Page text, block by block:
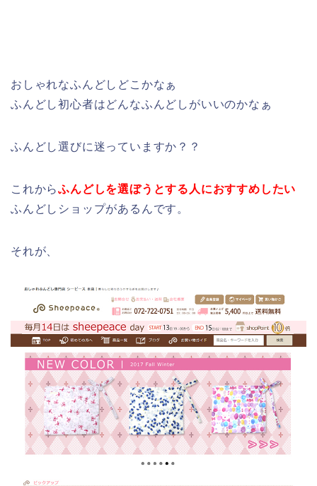
おしゃれなふんどしどこかなぁ
ふんどし初心者はどんなふんどしがいいのかなぁ
ふんどし選びに迷っていますか？？
これからふんどしを選ぼうとする人におすすめしたい
ふんどしショップがあるんです。
それが、